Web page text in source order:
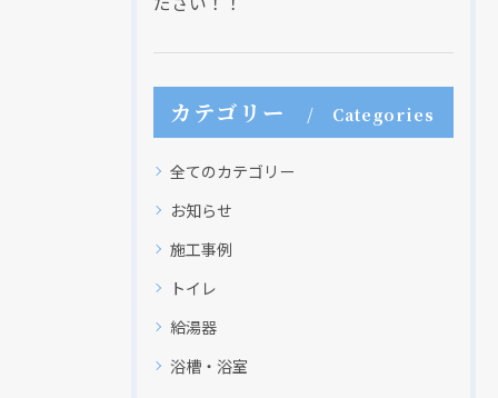
カテゴリー Categories
全てのカテゴリー
お知らせ
施工事例
トイレ
給湯器
浴槽・浴室